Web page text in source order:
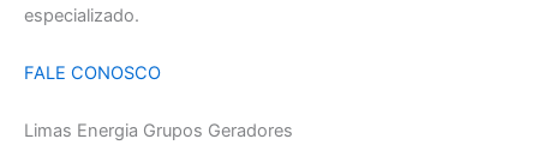
especializado.
FALE CONOSCO
Limas Energia Grupos Geradores